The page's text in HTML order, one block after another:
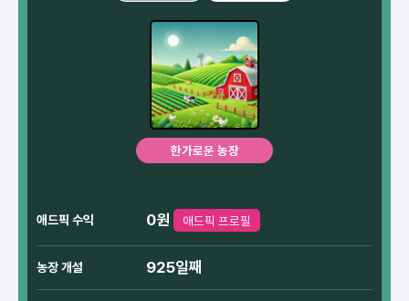
한가로운 농장
애드픽 수익 0원 애드픽 프로필
농장 개설 925일째